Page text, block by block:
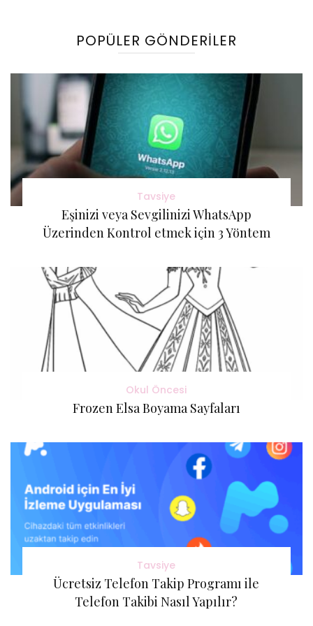
POPÜLER GÖNDERILER
Tavsiye
Eşinizi veya Sevgilinizi WhatsApp
Üzerinden Kontrol etmek için 3 Yöntem
Okul Öncesi
Frozen Elsa Boyama Sayfaları
Tavsiye
Ücretsiz Telefon Takip Programı ile
Telefon Takibi Nasıl Yapılır?